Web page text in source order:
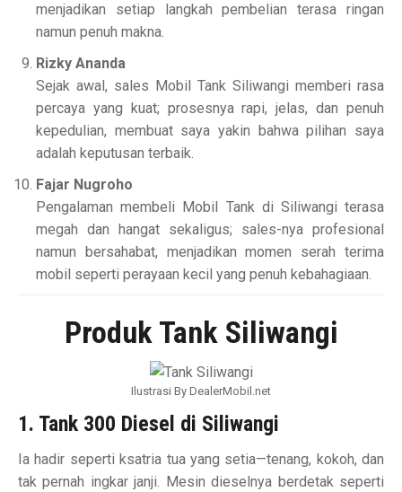
menjadikan setiap langkah pembelian terasa ringan
namun penuh makna.
Rizky Ananda
Sejak awal, sales Mobil Tank Siliwangi memberi rasa
percaya yang kuat; prosesnya rapi, jelas, dan penuh
kepedulian, membuat saya yakin bahwa pilihan saya
adalah keputusan terbaik.
Fajar Nugroho
Pengalaman membeli Mobil Tank di Siliwangi terasa
megah dan hangat sekaligus; sales-nya profesional
namun bersahabat, menjadikan momen serah terima
mobil seperti perayaan kecil yang penuh kebahagiaan.
Produk Tank Siliwangi
Ilustrasi By DealerMobil.net
1. Tank 300 Diesel di Siliwangi
Ia hadir seperti ksatria tua yang setia—tenang, kokoh, dan
tak pernah ingkar janji. Mesin dieselnya berdetak seperti